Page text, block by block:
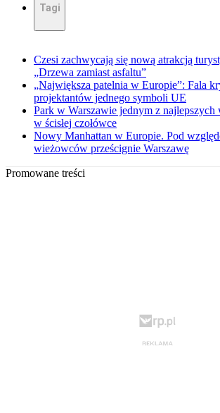
Tagi
Czesi zachwycają się nową atrakcją
„Drzewa zamiast asfaltu”
„Największa patelnia w Europie”: Fala
projektantów jednego symboli UE
Park w Warszawie jednym z
w ścisłej czołówce
Nowy Manhattan w Europie. Pod
wieżowców prześcignie Warszawę
Promowane treści